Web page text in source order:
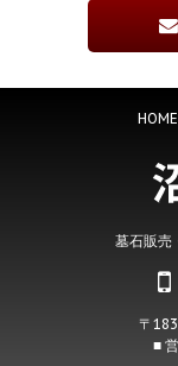
HOME
墓石販売
〒
■